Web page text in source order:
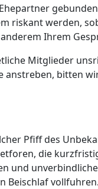
riskant werden,
Ihrem
Mitglieder
anstreben, bitten
Pfiff des
die
und
Beischlaf vollfuhren.